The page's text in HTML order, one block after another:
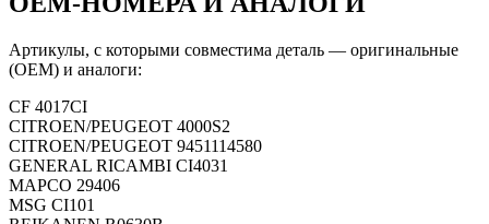
Артикулы, с которыми совместима деталь — оригинальные
(OEM) и аналоги:
CF 4017CI
CITROEN/PEUGEOT 4000S2
CITROEN/PEUGEOT 9451114580
GENERAL RICAMBI CI4031
MAPCO 29406
MSG CI101